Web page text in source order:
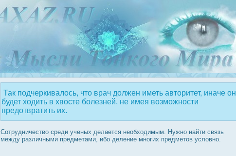
Так подчеркивалось, что врач должен иметь авторитет, иначе он
будет ходить в хвосте болезней, не имея возможности
предотвратить их.
Сотрудничество среди ученых делается необходимым. Нужно найти связь
между различными предметами, ибо деление многих предметов условно.